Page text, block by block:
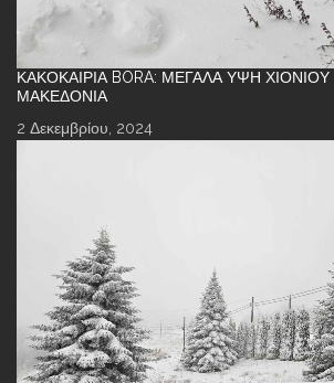
ΚΑΚΟΚΑΙΡΊΑ BORA: ΜΕΓΆΛΑ ΎΨΗ
ΜΑΚΕΔΟΝΊΑ
2 Δεκεμβρίου, 2024